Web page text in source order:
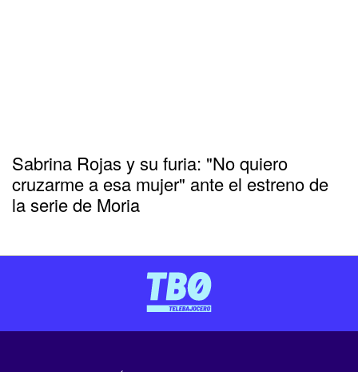
Sabrina Rojas y su furia: "No quiero
cruzarme a esa mujer" ante el estreno de
la serie de Moria